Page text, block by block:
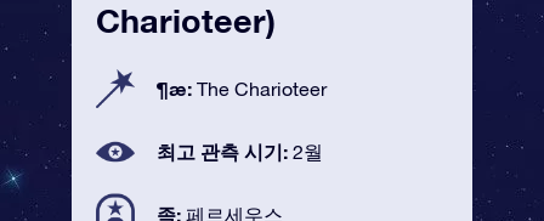
Charioteer)
¶æ: The Charioteer
최고 관측 시기: 2월
족: 페르세우스